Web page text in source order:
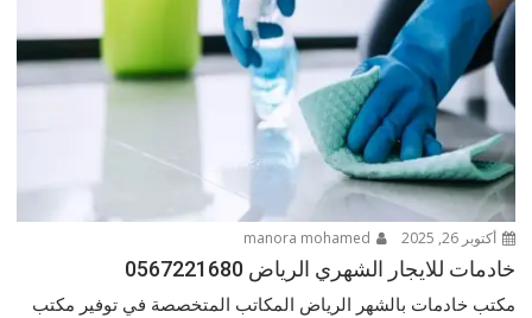
أكتوبر 26, 2025
خادمات للايجار الشهري الرياض 0567221680
مكتب خادمات بالشهر الرياض المكاتب المتخصصة في توفير مكتب